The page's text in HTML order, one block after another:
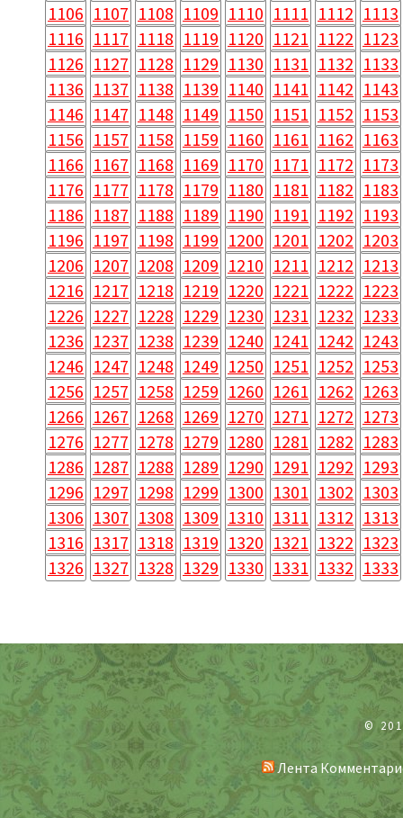
1106 1107 1108 1109 1110 1111 1112 1113
1116 1117 1118 1119 1120 1121 1122 1123
1126 1127 1128 1129 1130 1131 1132 1133
1136 1137 1138 1139 1140 1141 1142 1143
1146 1147 1148 1149 1150 1151 1152 1153
1156 1157 1158 1159 1160 1161 1162 1163
1166 1167 1168 1169 1170 1171 1172 1173
1176 1177 1178 1179 1180 1181 1182 1183
1186 1187 1188 1189 1190 1191 1192 1193
1196 1197 1198 1199 1200 1201 1202 1203
1206 1207 1208 1209 1210 1211 1212 1213
1216 1217 1218 1219 1220 1221 1222 1223
1226 1227 1228 1229 1230 1231 1232 1233
1236 1237 1238 1239 1240 1241 1242 1243
1246 1247 1248 1249 1250 1251 1252 1253
1256 1257 1258 1259 1260 1261 1262 1263
1266 1267 1268 1269 1270 1271 1272 1273
1276 1277 1278 1279 1280 1281 1282 1283
1286 1287 1288 1289 1290 1291 1292 1293
1296 1297 1298 1299 1300 1301 1302 1303
1306 1307 1308 1309 1310 1311 1312 1313
1316 1317 1318 1319 1320 1321 1322 1323
1326 1327 1328 1329 1330 1331 1332 1333
©
Лента